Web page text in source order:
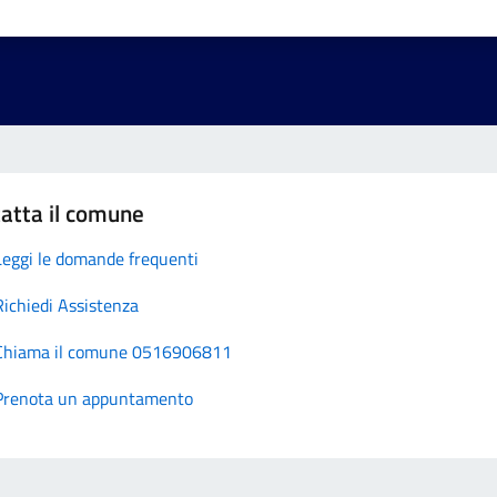
il comune
le domande frequenti
Assistenza
il comune 0516906811
un appuntamento